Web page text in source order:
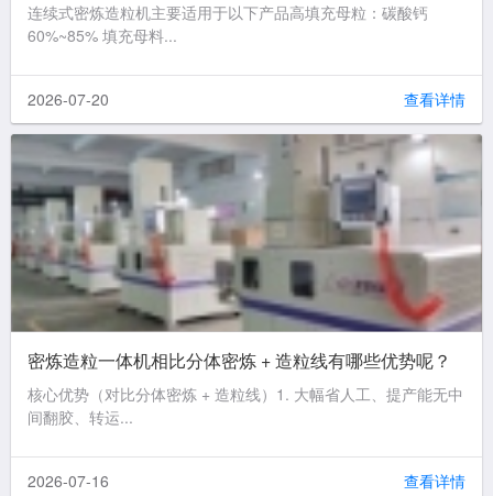
连续式密炼造粒机主要适用于以下产品高填充母粒：碳酸钙
60%~85% 填充母料...
2026-07-20 查看详情
密炼造粒一体机相比分体密炼 + 造粒线有哪些优势呢？
核心优势（对比分体密炼 + 造粒线）1. 大幅省人工、提产能无中
间翻胶、转运...
2026-07-16 查看详情